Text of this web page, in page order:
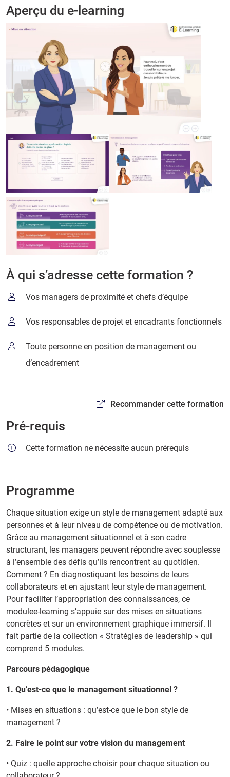
Aperçu du e-learning
À qui s’adresse cette formation ?
Vos managers de proximité et chefs d’équipe
Vos responsables de projet et encadrants fonctionnels
Toute personne en position de management ou
d’encadrement
Recommander cette formation
Pré-requis
Cette formation ne nécessite aucun prérequis
Programme
Chaque situation exige un style de management adapté aux
personnes et à leur niveau de compétence ou de motivation.
Grâce au management situationnel et à son cadre
structurant, les managers peuvent répondre avec souplesse
à l’ensemble des défis qu’ils rencontrent au quotidien.
Comment ? En diagnostiquant les besoins de leurs
collaborateurs et en ajustant leur style de management.
Pour faciliter l’appropriation des connaissances, ce
modulee-learning s’appuie sur des mises en situations
concrètes et sur un environnement graphique immersif. Il
fait partie de la collection « Stratégies de leadership » qui
comprend 5 modules.
Parcours pédagogique
1. Qu’est-ce que le management situationnel ?
• Mises en situations : qu’est-ce que le bon style de
management ?
2. Faire le point sur votre vision du management
• Quiz : quelle approche choisir pour chaque situation ou